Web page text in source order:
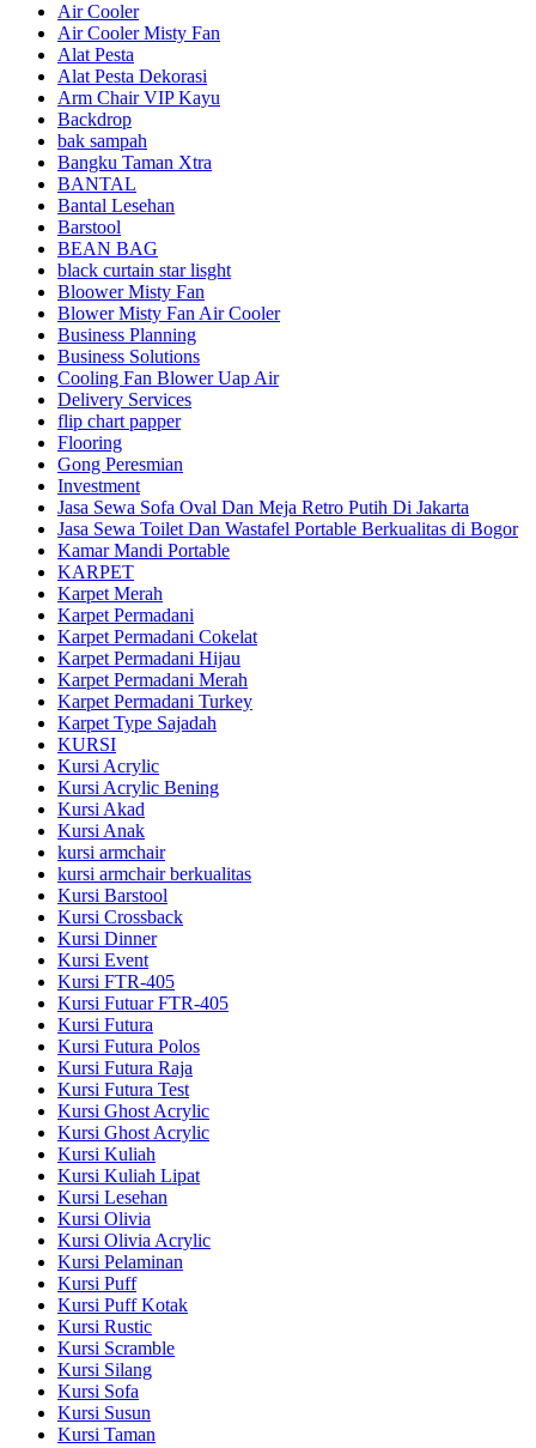
Air Cooler
Air Cooler Misty Fan
Alat Pesta
Alat Pesta Dekorasi
Arm Chair VIP Kayu
Backdrop
bak sampah
Bangku Taman Xtra
BANTAL
Bantal Lesehan
Barstool
BEAN BAG
black curtain star lisght
Bloower Misty Fan
Blower Misty Fan Air Cooler
Business Planning
Business Solutions
Cooling Fan Blower Uap Air
Delivery Services
flip chart papper
Flooring
Gong Peresmian
Investment
Jasa Sewa Sofa Oval Dan Meja Retro Putih Di Jakarta
Jasa Sewa Toilet Dan Wastafel Portable Berkualitas di Bogor
Kamar Mandi Portable
KARPET
Karpet Merah
Karpet Permadani
Karpet Permadani Cokelat
Karpet Permadani Hijau
Karpet Permadani Merah
Karpet Permadani Turkey
Karpet Type Sajadah
KURSI
Kursi Acrylic
Kursi Acrylic Bening
Kursi Akad
Kursi Anak
kursi armchair
kursi armchair berkualitas
Kursi Barstool
Kursi Crossback
Kursi Dinner
Kursi Event
Kursi FTR-405
Kursi Futuar FTR-405
Kursi Futura
Kursi Futura Polos
Kursi Futura Raja
Kursi Futura Test
Kursi Ghost Acrylic
Kursi Ghost Acrylic
Kursi Kuliah
Kursi Kuliah Lipat
Kursi Lesehan
Kursi Olivia
Kursi Olivia Acrylic
Kursi Pelaminan
Kursi Puff
Kursi Puff Kotak
Kursi Rustic
Kursi Scramble
Kursi Silang
Kursi Sofa
Kursi Susun
Kursi Taman